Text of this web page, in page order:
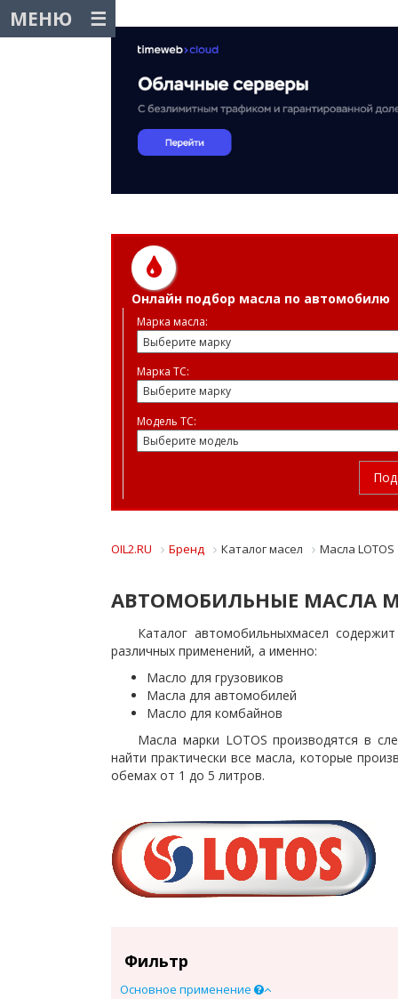
МЕНЮ
Онлайн подбор масла по автомобилю
Марка масла:
Марка ТС:
Модель ТС:
OIL2.RU Бренд Каталог масел Масла LOTOS
АВТОМОБИЛЬНЫЕ МАСЛА
Каталог автомобильныхмасел
различных применений, а именно:
Масло для грузовиков
Масла для автомобилей
Масло для комбайнов
Масла марки LOTOS производятся в
найти практически все масла, которые
обемах от 1 до 5 литров.
Фильтр
Основное применение